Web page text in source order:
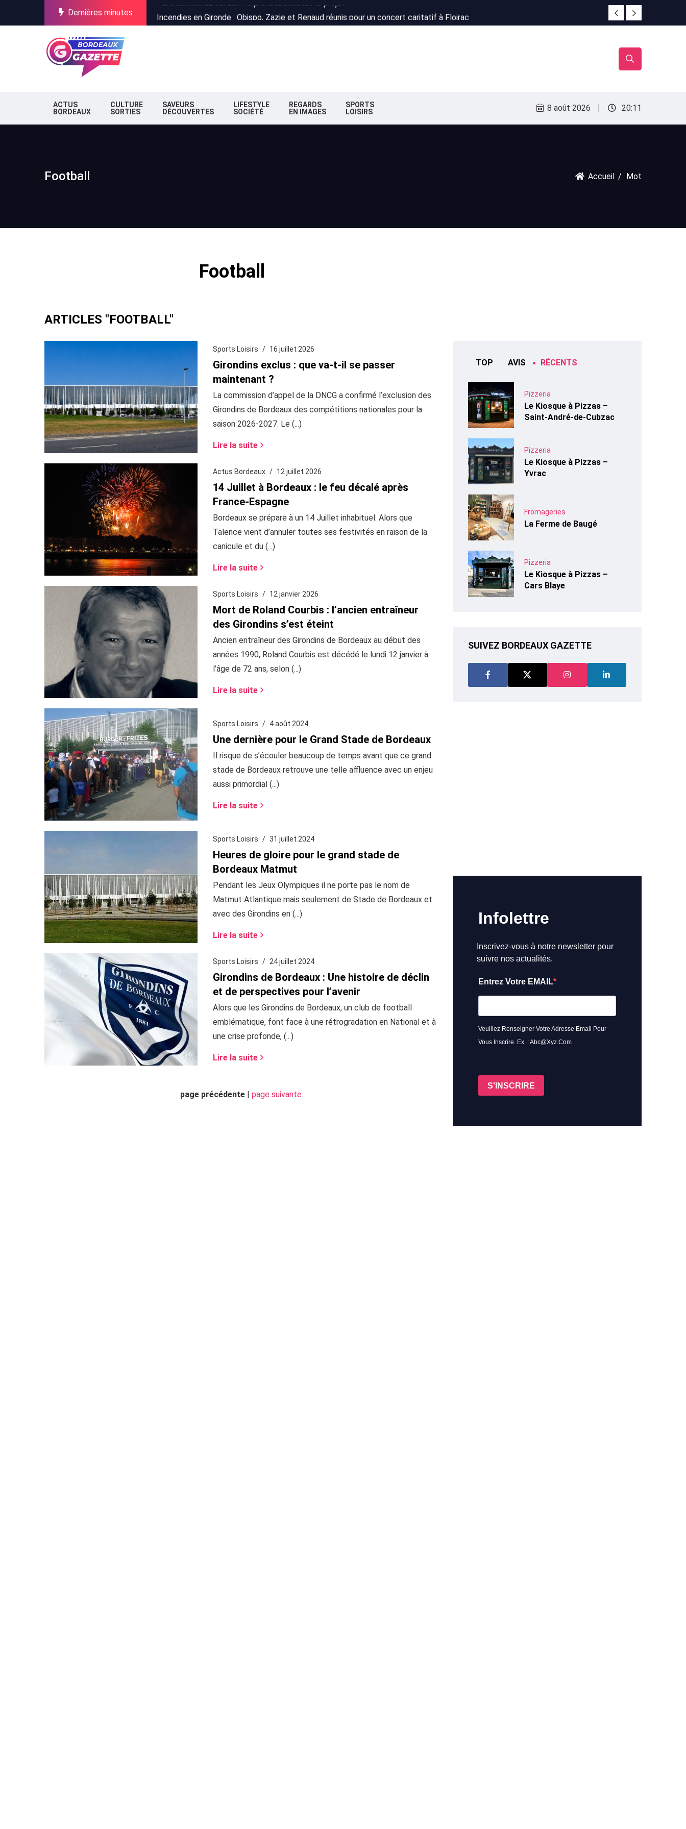
Dernières minutes
Incendies en Gironde : Obispo, Zazie et Renaud réunis pour un concert caritatif à Floirac
Stationnement à Bordeaux : la nouvelle majorité change de cap
ACTUS
BORDEAUX
CULTURE
SORTIES
SAVEURS
DÉCOUVERTES
LIFESTYLE
SOCIÉTÉ
REGARDS
EN IMAGES
SPORTS
LOISIRS
8 août 2026 20:11
Football Accueil Mot
Football
ARTICLES "FOOTBALL"
Sports Loisirs 16 juillet 2026
Girondins exclus : que va-t-il se passer
maintenant ?
La commission d’appel de la DNCG a confirmé l’exclusion des
Girondins de Bordeaux des compétitions nationales pour la
saison 2026-2027. Le (...)
Lire la suite
Actus Bordeaux 12 juillet 2026
14 Juillet à Bordeaux : le feu décalé après
France-Espagne
Bordeaux se prépare à un 14 Juillet inhabituel. Alors que
Talence vient d’annuler toutes ses festivités en raison de la
canicule et du (...)
Lire la suite
Sports Loisirs 12 janvier 2026
Mort de Roland Courbis : l’ancien entraîneur
des Girondins s’est éteint
Ancien entraîneur des Girondins de Bordeaux au début des
années 1990, Roland Courbis est décédé le lundi 12 janvier à
l’âge de 72 ans, selon (...)
Lire la suite
Sports Loisirs 4 août 2024
Une dernière pour le Grand Stade de Bordeaux
Il risque de s’écouler beaucoup de temps avant que ce grand
stade de Bordeaux retrouve une telle affluence avec un enjeu
aussi primordial (...)
Lire la suite
Sports Loisirs 31 juillet 2024
Heures de gloire pour le grand stade de
Bordeaux Matmut
Pendant les Jeux Olympiques il ne porte pas le nom de
Matmut Atlantique mais seulement de Stade de Bordeaux et
avec des Girondins en (...)
Lire la suite
Sports Loisirs 24 juillet 2024
Girondins de Bordeaux : Une histoire de déclin
et de perspectives pour l’avenir
Alors que les Girondins de Bordeaux, un club de football
emblématique, font face à une rétrogradation en National et à
une crise profonde, (...)
Lire la suite
page précédente | page suivante
TOP AVIS RÉCENTS
Pizzeria
Le Kiosque à Pizzas –
Saint-André-de-Cubzac
Pizzeria
Le Kiosque à Pizzas –
Yvrac
Fromageries
La Ferme de Baugé
Pizzeria
Le Kiosque à Pizzas –
Cars Blaye
SUIVEZ BORDEAUX GAZETTE
Infolettre
Inscrivez-vous à notre newsletter pour
suivre nos actualités.
Entrez Votre EMAIL
Veuillez Renseigner Votre Adresse Email Pour
Vous Inscrire. Ex. : Abc@xyz.com
S'INSCRIRE